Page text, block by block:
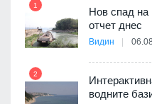
1
Нов спад на
отчет днес
Видин
2
водните